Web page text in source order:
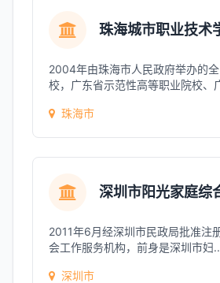
珠海城市职业技术
2004年由珠海市人民政府举办的
校，广东省示范性高等职业院校、
珠海市
深圳市阳光家庭综
2011年6月经深圳市民政局批准注
会工作服务机构，前身是深圳市妇
深圳市